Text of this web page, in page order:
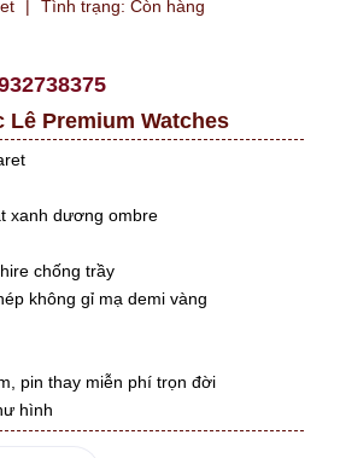
| Tình trạng: Còn hàng
Lê Premium Watches
xanh dương ombre
chống trầy
không gỉ mạ demi vàng
pin thay miễn phí trọn đời
hình